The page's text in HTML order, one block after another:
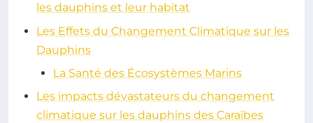
les dauphins et leur habitat
Les Effets du Changement Climatique sur les
Dauphins
La Santé des Écosystèmes Marins
Les impacts dévastateurs du changement
climatique sur les dauphins des Caraïbes